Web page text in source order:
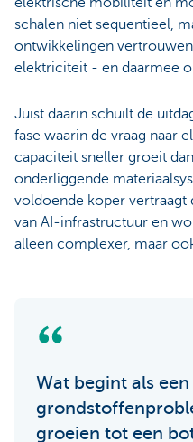
schalen niet sequentieel,
ontwikkelingen
elektriciteit - en daarmee
Juist daarin schuilt de
fase waarin de vraag naar
capaciteit sneller groeit
onderliggende
voldoende koper
van AI‑infrastructuur en
alleen complexer, maar
Wat begint als een
groeien tot een